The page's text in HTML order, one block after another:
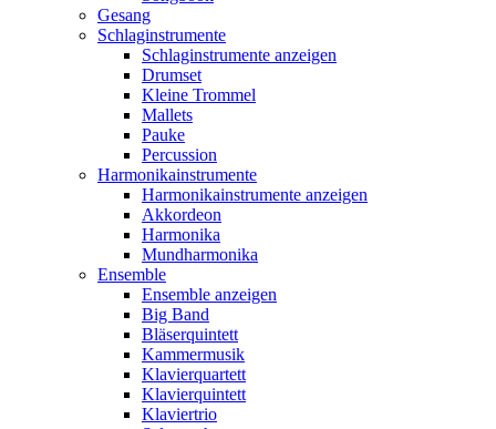
Gesang
Schlaginstrumente
Schlaginstrumente anzeigen
Drumset
Kleine Trommel
Mallets
Pauke
Percussion
Harmonikainstrumente
Harmonikainstrumente anzeigen
Akkordeon
Harmonika
Mundharmonika
Ensemble
Ensemble anzeigen
Big Band
Bläserquintett
Kammermusik
Klavierquartett
Klavierquintett
Klaviertrio